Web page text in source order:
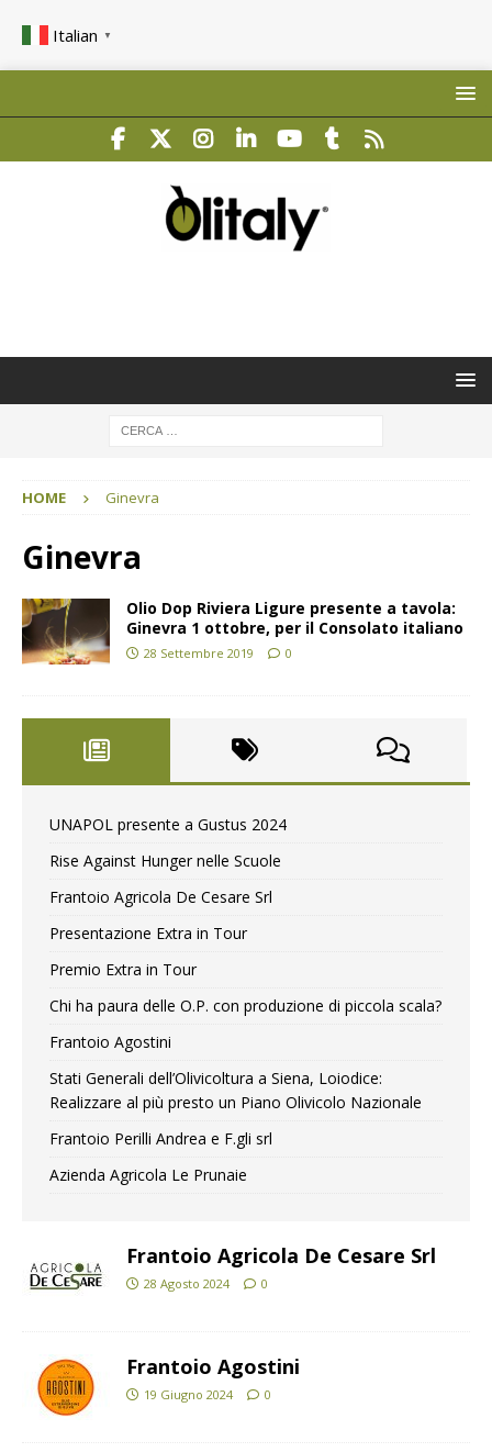
Italian ▼
HOME Ginevra
Ginevra
Olio Dop Riviera Ligure presente a tavola:
Ginevra 1 ottobre, per il Consolato italiano
28 Settembre 2019 0
UNAPOL presente a Gustus 2024
Rise Against Hunger nelle Scuole
Frantoio Agricola De Cesare Srl
Presentazione Extra in Tour
Premio Extra in Tour
Chi ha paura delle O.P. con produzione di piccola scala?
Frantoio Agostini
Stati Generali dell’Olivicoltura a Siena, Loiodice:
Realizzare al più presto un Piano Olivicolo Nazionale
Frantoio Perilli Andrea e F.gli srl
Azienda Agricola Le Prunaie
Frantoio Agricola De Cesare Srl
28 Agosto 2024 0
Frantoio Agostini
19 Giugno 2024 0